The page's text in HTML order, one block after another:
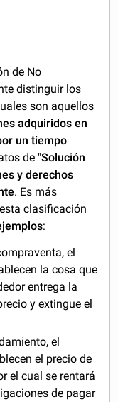
de No
distinguir los
son aquellos
adquiridos en
un tiempo
de "Solución
y derechos
. Es más
clasificación
:
el
la cosa que
entrega la
y extingue el
el
el precio de
el cual se rentará
de pagar